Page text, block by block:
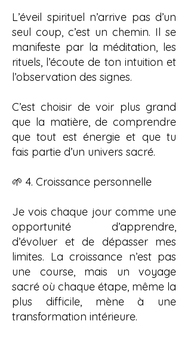
L’éveil spirituel n’arrive pas d’un
seul coup, c’est un chemin. Il se
manifeste par la méditation, les
rituels, l’écoute de ton intuition et
l’observation des signes.
C’est choisir de voir plus grand
que la matière, de comprendre
que tout est énergie et que tu
fais partie d’un univers sacré.
🌱 4. Croissance personnelle
Je vois chaque jour comme une
opportunité d’apprendre,
d’évoluer et de dépasser mes
limites. La croissance n’est pas
une course, mais un voyage
sacré où chaque étape, même la
plus difficile, mène à une
transformation intérieure.